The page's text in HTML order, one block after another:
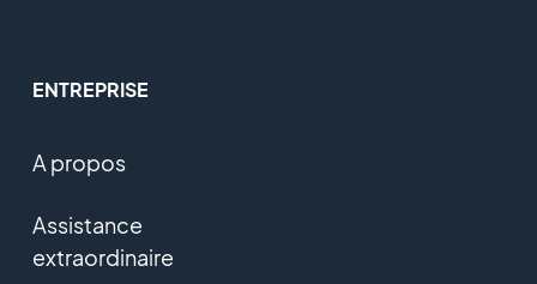
ENTREPRISE
A propos
Assistance
extraordinaire